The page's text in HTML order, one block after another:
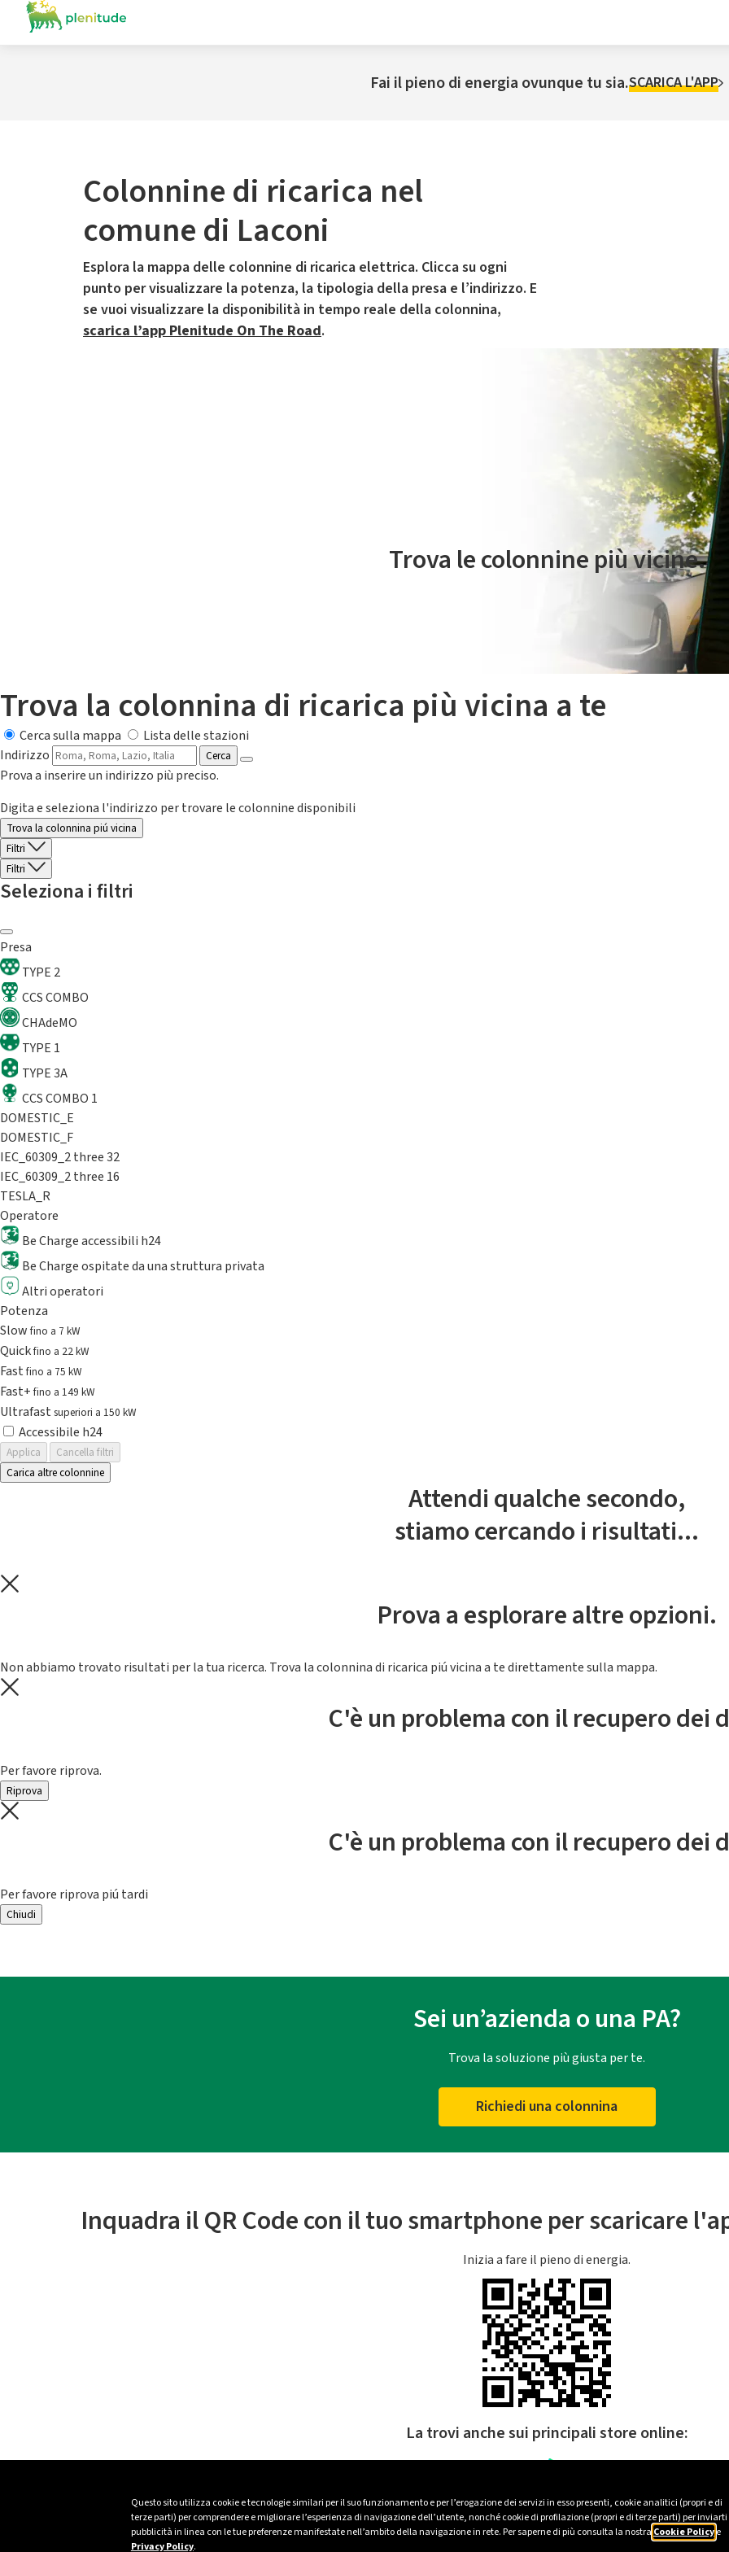
Questo sito utilizza cookie e tecnologie similari per il suo funzionamento e per l’erogazione dei servizi in esso presenti, cookie analitici (propri e di
terze parti) per comprendere e migliorare l’esperienza di navigazione dell’utente, nonché cookie di profilazione (propri e di terze parti) per inviarti
pubblicità in linea con le tue preferenze manifestate nell’ambito della navigazione in rete. Per saperne di più consulta la nostra Cookie Policye
Privacy Policy.
Fai il pieno di energia ovunque tu sia.SCARICA L'APP
Colonnine di ricarica nel
comune di Laconi
Esplora la mappa delle colonnine di ricarica elettrica. Clicca su ogni
punto per visualizzare la potenza, la tipologia della presa e l’indirizzo. E
se vuoi visualizzare la disponibilità in tempo reale della colonnina,
scarica l’app Plenitude On The Road.
Il servizio di mobilità elettrica è gestito da Plenitude On The Road
Trova le colonnine più vicine.
Trova la colonnina di ricarica più vicina a te
Cerca sulla mappa
Lista delle stazioni
Indirizzo
Cerca
Prova a inserire un indirizzo più preciso.
Digita e seleziona l'indirizzo per trovare le colonnine disponibili
Trova la colonnina piú vicina
Filtri
Filtri
Seleziona i filtri
Presa
TYPE 2
CCS COMBO
CHAdeMO
TYPE 1
TYPE 3A
CCS COMBO 1
DOMESTIC_E
DOMESTIC_F
IEC_60309_2 three 32
IEC_60309_2 three 16
TESLA_R
Operatore
Be Charge accessibili h24
Be Charge ospitate da una struttura privata
Altri operatori
Potenza
Slowfino a 7 kW
Quickfino a 22 kW
Fastfino a 75 kW
Fast+fino a 149 kW
Ultrafast superiori a 150 kW
Accessibile h24
Applica
Cancella filtri
Carica altre colonnine
Attendi qualche secondo,
stiamo cercando i risultati...
Prova a esplorare altre opzioni.
Non abbiamo trovato risultati per la tua ricerca. Trova la colonnina di ricarica piú vicina a te direttamente sulla mappa.
C'è un problema con il recupero dei
Per favore riprova.
Riprova
C'è un problema con il recupero dei
Per favore riprova piú tardi
Chiudi
Sei un’azienda o una PA?
Trova la soluzione più giusta per te.
Richiedi una colonnina
Inquadra il QR Code con il tuo smartphone per scaricare
Inizia a fare il pieno di energia.
La trovi anche sui principali store online: